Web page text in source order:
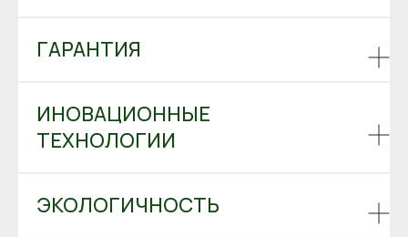
ГАРАНТИЯ
ИНОВАЦИОННЫЕ
ТЕХНОЛОГИИ
ЭКОЛОГИЧНОСТЬ